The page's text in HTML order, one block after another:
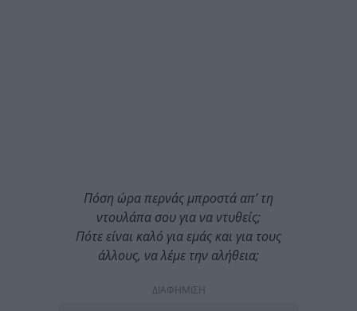
Πόση ώρα περνάς μπροστά απ’ τη
ντουλάπα σου για να ντυθείς;
Πότε είναι καλό για εμάς και για τους
άλλους, να λέμε την αλήθεια;
ΔΙΑΦΗΜΙΣΗ